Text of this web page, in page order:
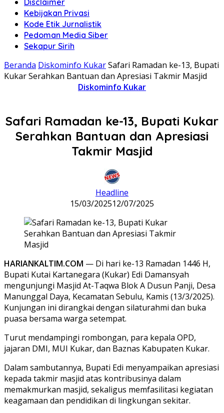
Disclaimer
Kebijakan Privasi
Kode Etik Jurnalistik
Pedoman Media Siber
Sekapur Sirih
Beranda Diskominfo KukarSafari Ramadan ke-13, Bupati
Kukar Serahkan Bantuan dan Apresiasi Takmir Masjid
Diskominfo Kukar
Safari Ramadan ke-13, Bupati Kukar
Serahkan Bantuan dan Apresiasi
Takmir Masjid
Headline
15/03/202512/07/2025
HARIANKALTIM.COM — Di hari ke-13 Ramadan 1446 H,
Bupati Kutai Kartanegara (Kukar) Edi Damansyah
mengunjungi Masjid At-Taqwa Blok A Dusun Panji, Desa
Manunggal Daya, Kecamatan Sebulu, Kamis (13/3/2025).
Kunjungan ini dirangkai dengan silaturahmi dan buka
puasa bersama warga setempat.
Turut mendampingi rombongan, para kepala OPD,
jajaran DMI, MUI Kukar, dan Baznas Kabupaten Kukar.
Dalam sambutannya, Bupati Edi menyampaikan apresiasi
kepada takmir masjid atas kontribusinya dalam
memakmurkan masjid, sekaligus memfasilitasi kegiatan
keagamaan dan pendidikan di lingkungan sekitar.